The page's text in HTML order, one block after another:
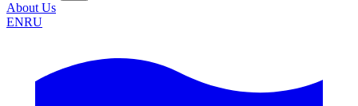
About Us
ENRU